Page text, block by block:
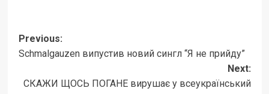
Post
navigation
Previous:
Schmalgauzen випустив новий сингл “Я не прийду”
Next:
СКАЖИ ЩОСЬ ПОГАНЕ вирушає у всеукраїнський